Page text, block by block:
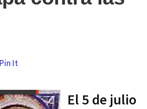
Pin It
El 5 de julio